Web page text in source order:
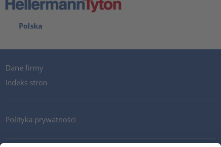
Polska
Dane firmy
Indeks stron
Polityka prywatności